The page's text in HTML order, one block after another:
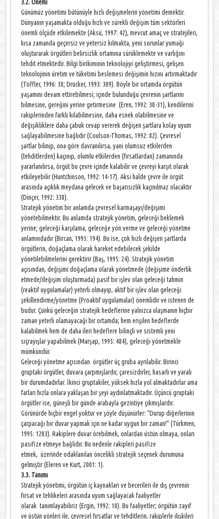
3.2. Önemi
Günümüz yönetimi bütünüyle hızlı değişmelerin yönetimi demektir.
Dünyanın yaşamakta olduğu hızlı ve sürekli değişim tüm sektörleri
önemli ölçüde etkilemekte (Aksü, 1997: 42), mevcut amaç ve stratejileri,
kısa zamanda geçersiz ve yetersiz kılmakta, yeni sorunlar yumağı
oluşturarak örgütleri belirsizlik ortamına sürüklemekte ve varlığını
tehdit etmektedir. Bilgi birikiminin teknolojiyi geliştirmesi, gelişen
teknolojinin üretim ve tüketimi beslemesi değişimin hızını artırmaktadır
(Toffler, 1996: 38; Drucker, 1993: 309). Böyle bir ortamda örgütün
yaşamını devam ettirebilmesi; içinde bulunduğu çevrenin şartlarını
bilmesine, gereğini yerine getirmesine (Eren, 1992: 30-31), kendilerini
rakiplerinden farklı kılabilmesine, daha esnek olabilmesine ve
değişikliklere daha çabuk cevap vererek değişen şartlara kolay uyum
sağlayabilmesine bağlıdır (Coulson-Thomas, 1992: 82). Çevresel
şartlar bilinip, ona göre davranılırsa, yani olumsuz etkilerden
(tehditlerden) kaçınıp, olumlu etkilerden (fırsatlardan) zamanında
yararlanılırsa, örgüt bu çevre içinde kalabilir ve çevreyi karşıt olarak
etkileyebilir (Huntchinson, 1992: 14-17). Aksi halde çevre ile örgüt
arasında açıklık meydana gelecek ve başarısızlık kaçınılmaz olacaktır
(Dinçer, 1992: 338).
Stratejik yönetim bir anlamda çevresel karmaşayı/değişimi
yönetebilmektir. Bu anlamda stratejik yönetim, geleceği beklemek
yerine; geleceği karşılama, geleceğe yön verme ve geleceği yönetme
anlamındadır (Bircan, 1995: 194). Bu ise, çok hızlı değişen şartlarda
örgütlerin, doğaçlama olarak hareket edebilecek şekilde
yönetilebilmelerini gerektirir (Baş, 1995: 24). Stratejik yönetim
açısından, değişimi doğaçlama olarak yönetmede (değişime önderlik
etmede/değişim oluşturmada) pasif bir işlev olan geleceği tahmin
(reaktif uygulamalar) yeterli olmayıp, aktif bir işlev olan geleceği
şekillendirme/yönetme (Proaktif uygulamalar) önemlidir ve istenen de
budur. Çünkü geleceğin stratejik hedeflerine yalnızca ulaşmanın hiçbir
zaman yeterli olamayacağı bir ortamda; hem erişilen hedeflerde
kalabilmek hem de daha ileri hedeflere bilinçli ve sistemli yeni
sıçrayışlar yapabilmek (Marşap, 1995: 484), geleceği yönetmekle
mümkündür.
Geleceği yönetme açısından örgütler üç gruba ayrılabilir. Birinci
gruptaki örgütler, duvara çarpmışlardır, çaresizdirler, hasarlı ve yaralı
bir durumdadırlar. İkinci gruptakiler, yüksek hızla yol almaktadırlar ama
farları hızla onlara yaklaşan bir şeyi aydınlatmaktadır. Üçüncü gruptaki
örgütler ise, güneşli bir günde arabayla gezintiye çıkmışlardır.
Görünürde hiçbir engel yoktur ve şöyle düşünürler: “Durup diğerlerinin
çarpacağı bir duvar yapmak için ne kadar uygun bir zaman!” (Türkmen,
1995: 1203). Rakiplere duvar örebilmek, onlardan üstün olmaya, onları
pasifize etmeye bağlıdır. Bu nedenle rakipleri pasifize
etmek, üzerinde odaklanılan öncelikli stratejik seçenek durumuna
gelmiştir (Eleren ve Kurt, 2001: 1).
3.3. Tanımı
Stratejik yönetimi, örgütün iç kaynakları ve becerileri ile dış çevrenin
fırsat ve tehlikeleri arasında uyum sağlayacak faaliyetler
olarak tanımlayabiliriz (Ergin, 1992: 10). Bu faaliyetler; örgütün zayıf
ve üstün yönleri ile, çevresel fırsatlar ve tehditlerin, rakiplerle ilişkileri